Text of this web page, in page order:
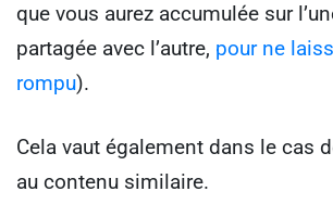
que vous aurez accumulée sur
partagée avec l’autre, pour ne
rompu).
Cela vaut également dans le cas
au contenu similaire.